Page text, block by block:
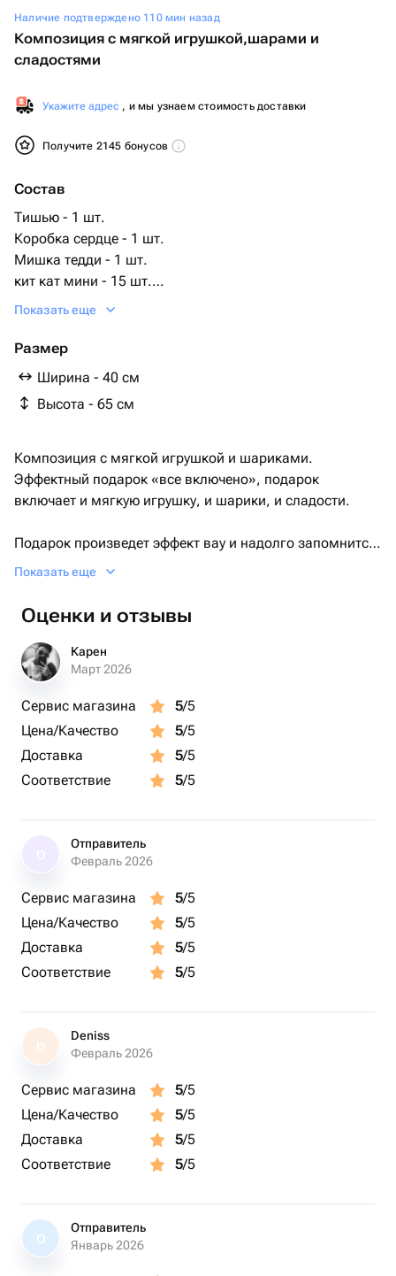
Наличие подтверждено 110 мин назад
Композиция с мягкой игрушкой,шарами и
сладостями
Укажите адрес , и мы узнаем стоимость доставки
Получите 2145 бонусов
Состав
Тишью - 1 шт.
Коробка сердце - 1 шт.
Мишка тедди - 1 шт.
кит кат мини - 15 шт.
шары сердце - 1 шт.
Показать еще
Размер
Ширина - 40 см
Высота - 65 см
Композиция с мягкой игрушкой и шариками.
Эффектный подарок «все включено», подарок
включает и мягкую игрушку, и шарики, и сладости.
Подарок произведет эффект вау и надолго запомнится
Отличный вариант на день влюбленных, на день
Показать еще
Оценки и отзывы
Карен
Март 2026
Сервис магазина 5/5
Цена/Качество
5/5
Доставка
5/5
Соответствие
5/5
Отправитель
Февраль 2026
Сервис магазина 5/5
Цена/Качество
5/5
Доставка
5/5
Соответствие
5/5
D
Deniss
Февраль 2026
Сервис магазина 5/5
Цена/Качество
5/5
Доставка
5/5
Соответствие
5/5
О
Отправитель
Январь 2026